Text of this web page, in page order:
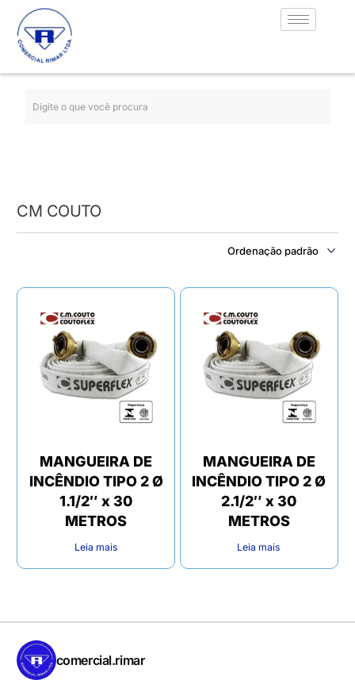
CM COUTO
MANGUEIRA DE
INCÊNDIO TIPO 2 Ø
1.1/2″ x 30
METROS
Leia mais
MANGUEIRA DE
INCÊNDIO TIPO 2 Ø
2.1/2″ x 30
METROS
Leia mais
comercial.rimar